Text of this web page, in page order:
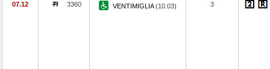
07.12 3360 VENTIMIGLIA(10.03) 3